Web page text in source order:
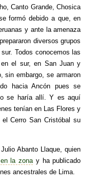
Canto Grande, Chosica
formó debido a que, en
y ante la amenaza
diversos grupos
Todos conocemos las
el sur, en San Juan y
sin embargo, se armaron
hacia Ancón pues se
se haría allí. Y es aquí
tenían en Las Flores y
Cerro San Cristóbal su
Abanto Llaque, quien
la zona y ha publicado
ancestrales de Lima.